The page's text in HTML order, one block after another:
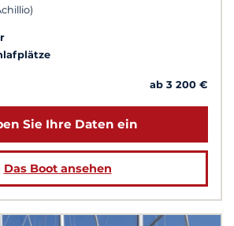
ab 3 200 €
Sie Ihre Daten ein
Das Boot ansehen